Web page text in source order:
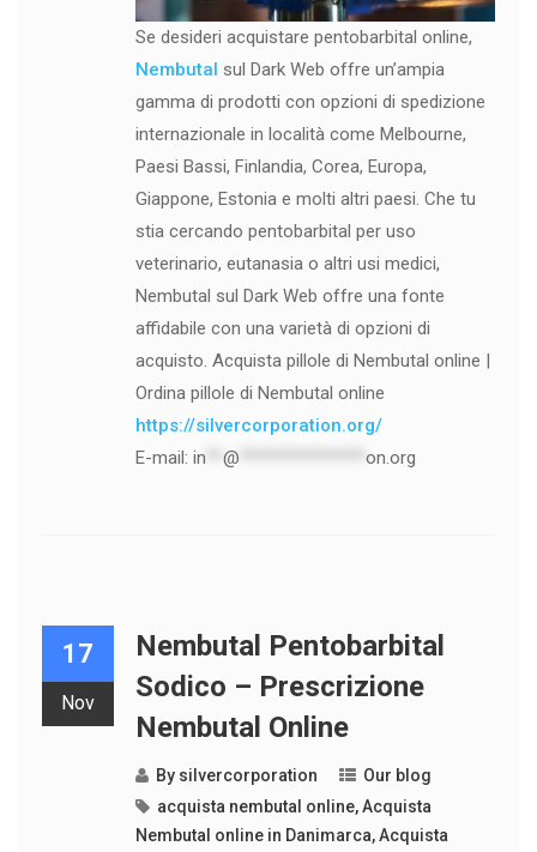
Se desideri acquistare pentobarbital online,
Nembutal sul Dark Web offre un’ampia
gamma di prodotti con opzioni di spedizione
internazionale in località come Melbourne,
Paesi Bassi, Finlandia, Corea, Europa,
Giappone, Estonia e molti altri paesi. Che tu
stia cercando pentobarbital per uso
veterinario, eutanasia o altri usi medici,
Nembutal sul Dark Web offre una fonte
affidabile con una varietà di opzioni di
acquisto. Acquista pillole di Nembutal online |
Ordina pillole di Nembutal online
https://silvercorporation.org/
E-mail: in @ on.org
17
Nov
Nembutal Pentobarbital
Sodico – Prescrizione
Nembutal Online
By silvercorporation
Our blog
acquista nembutal online,Acquista
Nembutal online in Danimarca,Acquista